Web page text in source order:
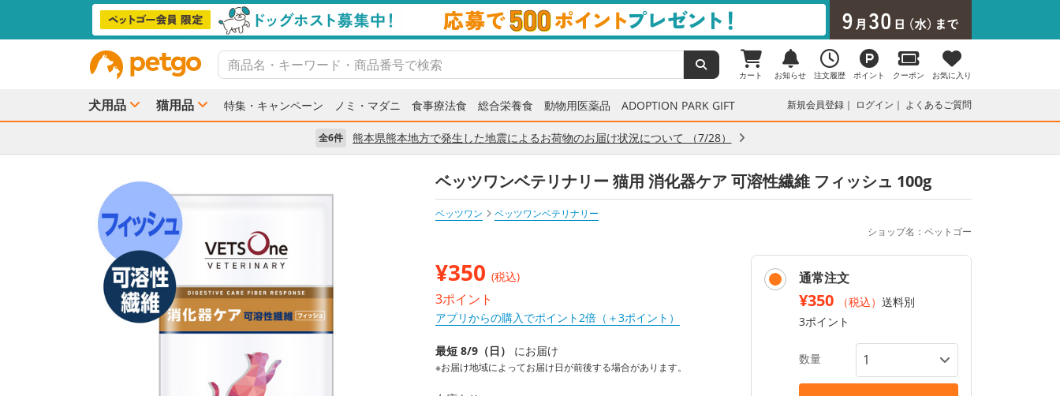
カート お知らせ 注文履歴 ポイント クーポン お気に入り
犬用品 猫用品 特集・キャンペーン ノミ・マダニ 食事療法食 総合栄養食 動物用医薬品 ADOPTION PARK GIFT 新規会員登録 ログイン よくあるご質問
全6件 熊本県熊本地方で発生した地震によるお荷物のお届け状況について （7/28）
ベッツワンベテリナリー 猫用 消化器ケア 可溶性繊維 フィッシュ 100g
ベッツワン
ベッツワンベテリナリー
ショップ名：ペットゴー
¥350 (税込)
3ポイント
アプリからの購入でポイント2倍（＋3ポイント）
最短 8/9（日） にお届け
※お届け地域によってお届け日が前後する場合があります。
通常注文
¥350 （税込） 送料別
3ポイント
数量